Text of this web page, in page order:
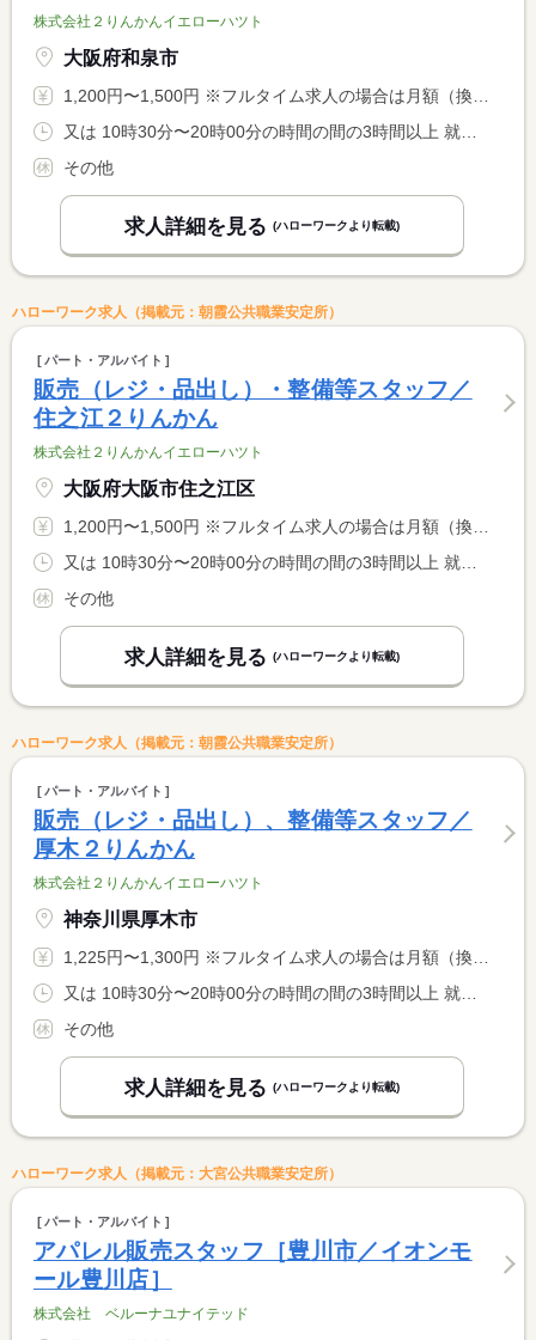
株式会社２りんかんイエローハツト
大阪府和泉市
1,200円〜1,500円 ※フルタイム求人の場合は月額（換算額）、パート求人の場合は時間額を表示しています。
その他
求人詳細を見る (ハローワークより転載)
ハローワーク求人（掲載元：朝霞公共職業安定所）
パート・アルバイト
販売（レジ・品出し）・整備等スタッフ／
住之江２りんかん
株式会社２りんかんイエローハツト
大阪府大阪市住之江区
1,200円〜1,500円 ※フルタイム求人の場合は月額（換算額）、パート求人の場合は時間額を表示しています。
その他
求人詳細を見る (ハローワークより転載)
ハローワーク求人（掲載元：朝霞公共職業安定所）
パート・アルバイト
販売（レジ・品出し）、整備等スタッフ／
厚木２りんかん
株式会社２りんかんイエローハツト
神奈川県厚木市
1,225円〜1,300円 ※フルタイム求人の場合は月額（換算額）、パート求人の場合は時間額を表示しています。
その他
求人詳細を見る (ハローワークより転載)
ハローワーク求人（掲載元：大宮公共職業安定所）
パート・アルバイト
アパレル販売スタッフ［豊川市／イオンモ
ール豊川店］
株式会社 ベルーナユナイテッド